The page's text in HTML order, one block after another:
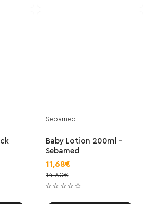
Sebamed
Baby Lotion 200ml -
Sebamed
11,68€
14,60€